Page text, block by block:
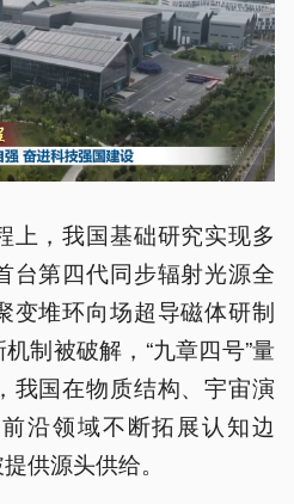
上，我国基础研究实现多
台第四代同步辐射光源全
变堆环向场超导磁体研制
制被破解，“九章四号”量
我国在物质结构、宇宙演
沿领域不断拓展认知边
供源头供给。